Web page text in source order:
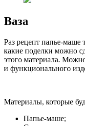
Ваза
Раз рецепт папье-маше
какие поделки можно
этого материала.
и функционального
Материалы, которые
Папье-маше;